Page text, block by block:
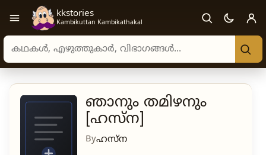
Open navigation menu
kkstories
Kambikuttan Kambikathakal
Search stories, authors, and categories
ഞാനും തമിഴനും
[ഹസ്ന]
Byഹസ്ന